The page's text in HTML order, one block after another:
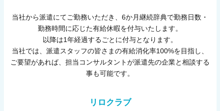
当社から派遣にてご勤務いただき、6か月継続辞典で勤務日数・
勤務時間に応じた有給休暇を付与いたします。
以降は1年経過するごとに付与となります。
当社では、派遣スタッフの皆さまの有給消化率100%を目指し、
ご要望があれば、担当コンサルタントが派遣先の企業と相談する
事も可能です。
リロクラブ